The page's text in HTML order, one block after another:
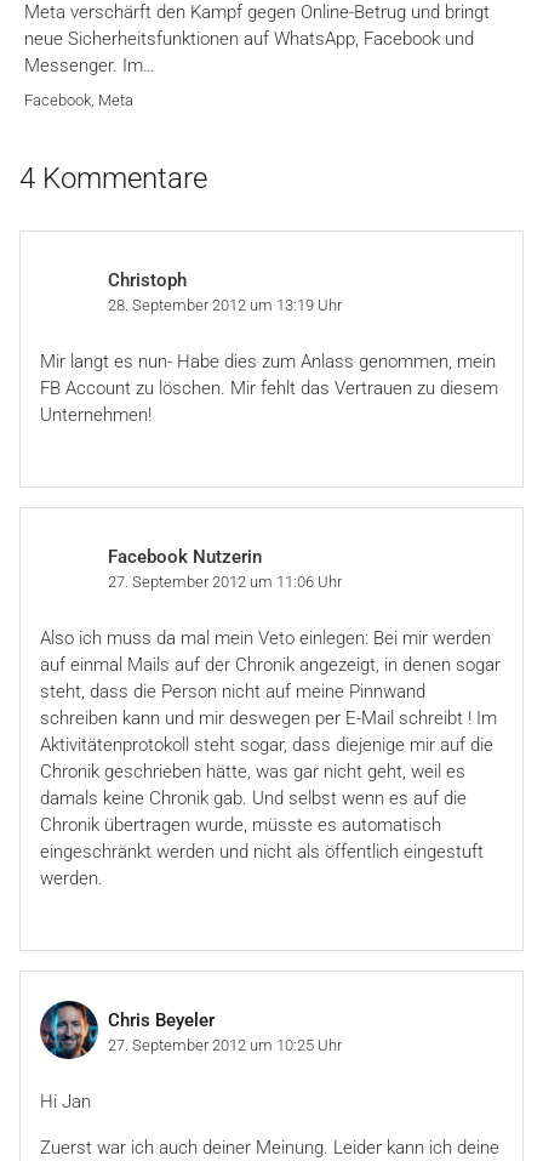
Meta verschärft den Kampf gegen Online-Betrug und bringt
neue Sicherheitsfunktionen auf WhatsApp, Facebook und
Messenger. Im…
Facebook, Meta
4 Kommentare
Christoph
28. September 2012 um 13:19 Uhr
Mir langt es nun- Habe dies zum Anlass genommen, mein
FB Account zu löschen. Mir fehlt das Vertrauen zu diesem
Unternehmen!
Facebook Nutzerin
27. September 2012 um 11:06 Uhr
Also ich muss da mal mein Veto einlegen: Bei mir werden
auf einmal Mails auf der Chronik angezeigt, in denen sogar
steht, dass die Person nicht auf meine Pinnwand
schreiben kann und mir deswegen per E-Mail schreibt ! Im
Aktivitätenprotokoll steht sogar, dass diejenige mir auf die
Chronik geschrieben hätte, was gar nicht geht, weil es
damals keine Chronik gab. Und selbst wenn es auf die
Chronik übertragen wurde, müsste es automatisch
eingeschränkt werden und nicht als öffentlich eingestuft
werden.
Chris Beyeler
27. September 2012 um 10:25 Uhr
Hi Jan
Zuerst war ich auch deiner Meinung. Leider kann ich deine